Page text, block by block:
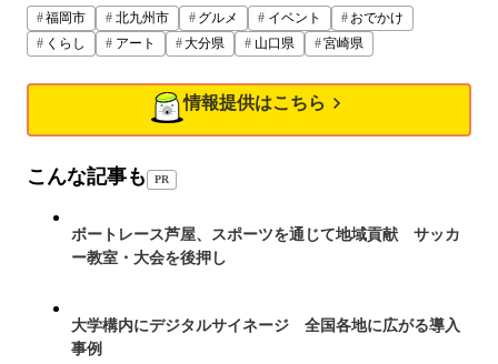
福岡市 北九州市 グルメ イベント
おでかけ
くらし
アート 大分県 山口県 宮崎県
情報提供はこちら
こんな記事も PR
ボートレース芦屋、スポーツを通じて地域貢献 サッカ
ー教室・大会を後押し
大学構内にデジタルサイネージ 全国各地に広がる導入
事例